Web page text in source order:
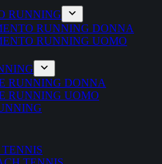
RUNNING
RUNNING DONNA
RUNNING UOMO
RUNNING DONNA
RUNNING UOMO